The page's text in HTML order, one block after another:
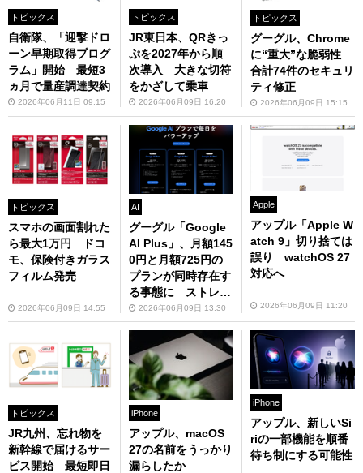
トピックス
自衛隊、「迎撃ドロ
ーン早期取得プログ
ラム」開始 最短3
ヵ月で量産調達契約
2026年06月11日 09:15
トピックス
JR東日本、QRきっ
ぷを2027年から順
次導入 大きな切符
をかざして乗車
2026年06月09日 16:20
トピックス
グーグル、Chrome
に“重大”な脆弱性
合計74件のセキュリ
ティ修正
2026年06月09日 15:15
トピックス
スマホの画面割れた
ら最大1万円 ドコ
モ、保険付きガラス
フィルム発売
2026年06月09日 14:55
AI
グーグル「Google
AI Plus」、月額145
0円と月額725円の
プランが同時存在す
る事態に ストレー
ジ容量も違うので注
意
2026年06月09日 13:30
Apple
アップル「Apple W
atch 9」切り捨ては
誤り watchOS 27
対応へ
2026年06月09日 11:20
トピックス
JR九州、忘れ物を
新幹線で届けるサー
ビス開始 最短即日
iPhone
アップル、macOS
27の名前をうっかり
漏らしたか
iPhone
アップル、新しいSi
riの一部機能を順番
待ち制にする可能性